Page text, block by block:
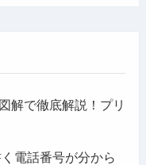
解で徹底解説！プリ
電話番号が分から